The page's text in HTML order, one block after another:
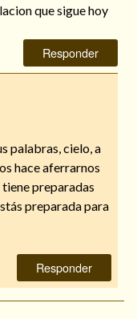
que sigue hoy
Responder
palabras, cielo, a
hace aferrarnos
tiene preparadas
preparada para
Responder